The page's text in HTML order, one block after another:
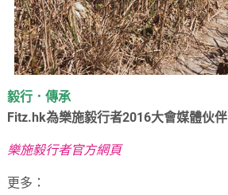
毅行．傳承
Fitz.hk為樂施毅行者2016大會媒體伙伴
樂施毅行者官方網頁
更多：